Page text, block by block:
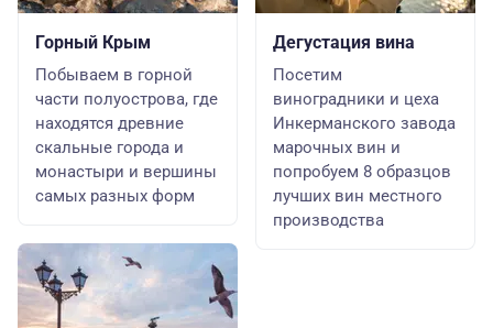
Горный Крым
Побываем в горной
части полуострова, где
находятся древние
скальные города и
монастыри и вершины
самых разных форм
Дегустация вина
Посетим
виноградники и цеха
Инкерманского завода
марочных вин и
попробуем 8 образцов
лучших вин местного
производства